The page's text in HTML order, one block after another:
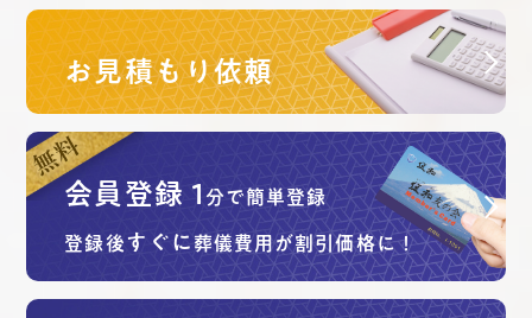
お見積もり依頼
会員登録 1 分で簡単登録
登録後すぐに 葬儀費用が割引価格に！